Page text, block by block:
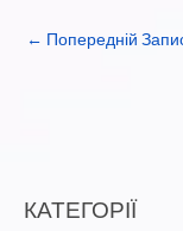
← Попередній
КАТЕГОРІЇ